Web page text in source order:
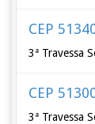
CEP
3ª Travessa
CEP
3ª Travessa